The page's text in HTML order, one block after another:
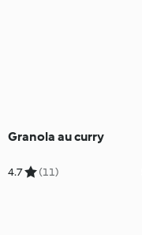
Granola au curry
4.7 (11)